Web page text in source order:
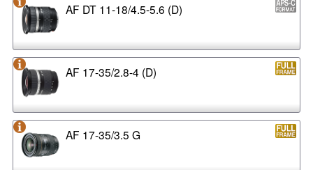
AF DT 11-18/4.5-5.6 (D)
AF 17-35/2.8-4 (D)
AF 17-35/3.5 G